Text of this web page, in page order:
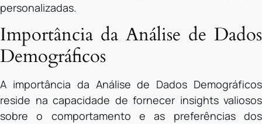
personalizadas.
Importância da Análise de Dados
Demográficos
A importância da Análise de Dados Demográficos
reside na capacidade de fornecer insights valiosos
sobre o comportamento e as preferências dos